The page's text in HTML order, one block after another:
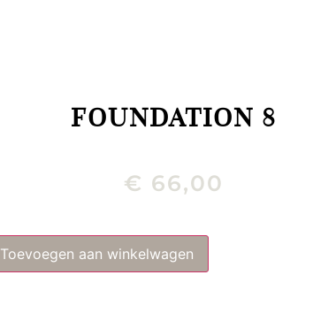
FOUNDATION 8
€ 66,00
Toevoegen aan winkelwagen